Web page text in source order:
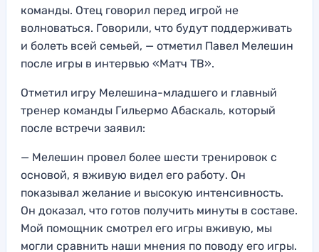
команды. Отец говорил перед игрой не
волноваться. Говорили, что будут поддерживать
и болеть всей семьей, — отметил Павел Мелешин
после игры в интервью «Матч ТВ».
Отметил игру Мелешина-младшего и главный
тренер команды Гильермо Абаскаль, который
после встречи заявил:
— Мелешин провел более шести тренировок с
основой, я вживую видел его работу. Он
показывал желание и высокую интенсивность.
Он доказал, что готов получить минуты в составе.
Мой помощник смотрел его игры вживую, мы
могли сравнить наши мнения по поводу его игры.